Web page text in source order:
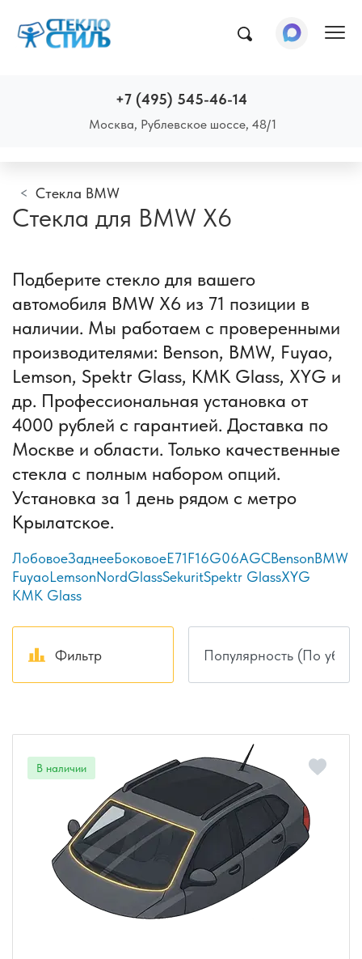
+7 (495) 545-46-14
Москва, Рублевское шоссе, 48/1
Стекла BMW
Стекла для BMW X6
Подберите стекло для вашего
автомобиля BMW X6 из 71 позиции в
наличии. Мы работаем с проверенными
производителями: Benson, BMW, Fuyao,
Lemson, Spektr Glass, КМК Glass, XYG и
др. Профессиональная установка от
4000 рублей с гарантией. Доставка по
Москве и области. Только качественные
стекла с полным набором опций.
Установка за 1 день рядом с метро
Крылатское.
ЛобовоеЗаднееБоковоеE71F16G06AGCBensonBMW
FuyaoLemsonNordGlassSekuritSpektr GlassXYG
КМК Glass
Фильтр